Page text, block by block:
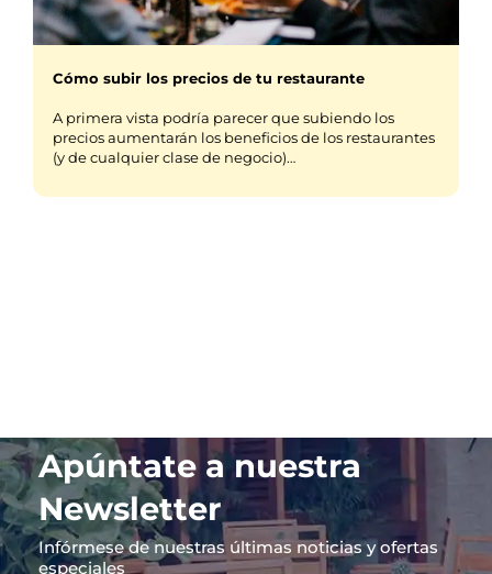
Cómo subir los precios de tu restaurante
A primera vista podría parecer que subiendo los
precios aumentarán los beneficios de los restaurantes
(y de cualquier clase de negocio)…
Apúntate a nuestra
Newsletter
Infórmese de nuestras últimas noticias y ofertas
especiales